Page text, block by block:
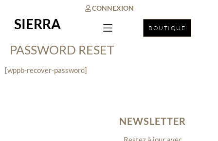
CONNEXION
SIERRA BOUTIQUE
PASSWORD RESET
[wppb-recover-password]
NEWSLETTER